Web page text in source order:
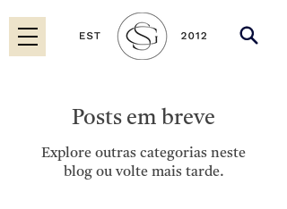
Posts em breve
Explore outras categorias neste
blog ou volte mais tarde.